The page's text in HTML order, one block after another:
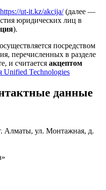
https://ut-it.kz/akcija/(далее —
юридических лиц в
).
посредством
перечисленных в разделе
и считается акцептом
Unified Technologies
данные
Алматы, ул. Монтажная, д.